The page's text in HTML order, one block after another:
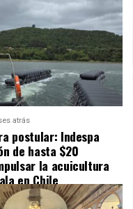
atrás
postular: Indespa
de hasta $20
la acuicultura
en Chile